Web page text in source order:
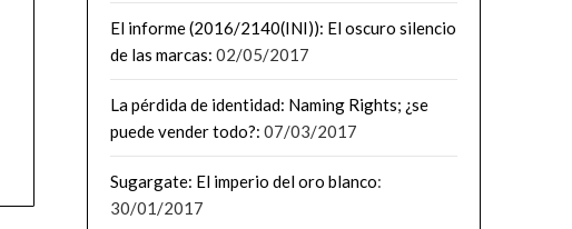
El informe (2016/2140(INI)): El oscuro silencio
de las marcas: 02/05/2017
La pérdida de identidad: Naming Rights; ¿se
puede vender todo?: 07/03/2017
Sugargate: El imperio del oro blanco:
30/01/2017